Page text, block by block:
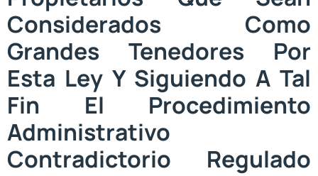
Considerados Como
Grandes Tenedores Por
Esta Ley Y Siguiendo A Tal
Fin El Procedimiento
Administrativo
Contradictorio Regulado